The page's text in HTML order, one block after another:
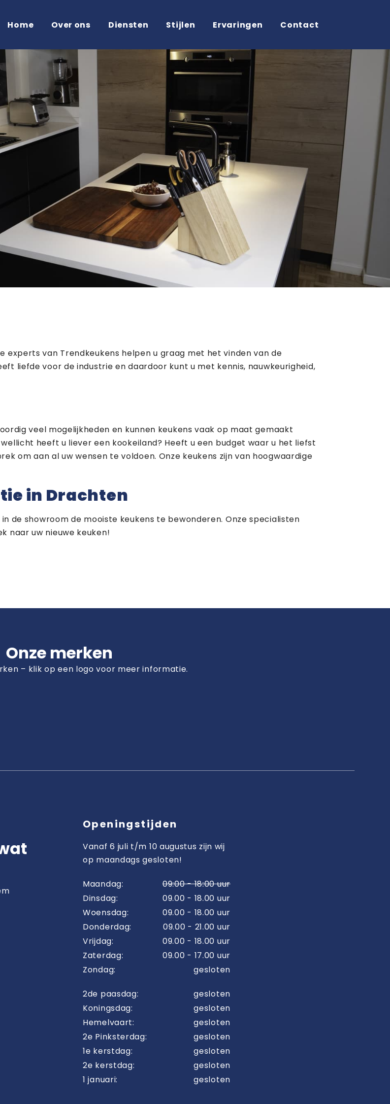
Home Over ons Diensten Stijlen Ervaringen Contact
Kwaliteit staat voorop 9.5 uit 10 op Klantenvertellen
experts van Trendkeukens helpen u graag met het vinden van de
liefde voor de industrie en daardoor kunt u met kennis, nauwkeurigheid,
veel mogelijkheden en kunnen keukens vaak op maat gemaakt
heeft u liever een kookeiland? Heeft u een budget waar u het liefst
om aan al uw wensen te voldoen. Onze keukens zijn van hoogwaardige
in Drachten
de showroom de mooiste keukens te bewonderen. Onze specialisten
naar uw nieuwe keuken!
Onze merken
– klik op een logo voor meer informatie.
Openingstijden
Vanaf 6 juli t/m 10 augustus zijn wij
op maandags gesloten!
Maandag:
09:00 - 18:00 uur
Dinsdag:
09.00 - 18.00 uur
Woensdag:
09.00 - 18.00 uur
Donderdag:
09.00 - 21.00 uur
Vrijdag:
09.00 - 18.00 uur
Zaterdag:
09.00 - 17.00 uur
Zondag:
gesloten
2de paasdag:
gesloten
Koningsdag:
gesloten
Hemelvaart:
gesloten
2e Pinksterdag:
gesloten
1e kerstdag:
gesloten
2e kerstdag:
gesloten
1 januari:
gesloten